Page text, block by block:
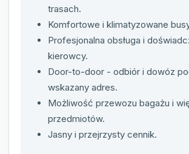
trasach.
Komfortowe i klimatyzowane
Profesjonalna obsługa i
kierowcy.
Door-to-door - odbiór i dowóz
wskazany adres.
Możliwość przewozu bagażu i
przedmiotów.
Jasny i przejrzysty cennik.